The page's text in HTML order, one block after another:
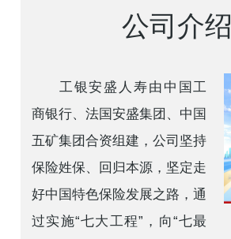
公司介绍
工银安盛人寿由中国工
商银行、法国安盛集团、中国
五矿集团合资组建，公司坚持
保险姓保、回归本源，坚定走
好中国特色保险发展之路，通
过实施“七大工程”，向“七最